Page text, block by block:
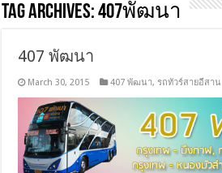
Tag Archives:407พัฒนา
407 พัฒนา
March 30, 2015 407 พัฒนา, รถทัวร์สายอีสาน